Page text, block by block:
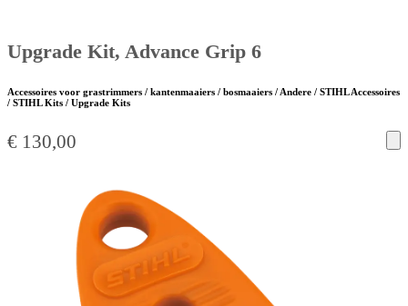
Upgrade Kit, Advance Grip 6
Accessoires voor grastrimmers / kantenmaaiers / bosmaaiers / Andere / STIHL Accessoires
/ STIHL Kits / Upgrade Kits
€ 130,00